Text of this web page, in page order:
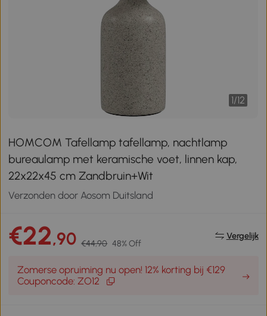
1/12
HOMCOM Tafellamp tafellamp, nachtlamp
bureaulamp met keramische voet, linnen kap,
22x22x45 cm Zandbruin+Wit
Verzonden door Aosom Duitsland
€22,90 €44,90 48% Off
Vergelijk
Zomerse opruiming nu open! 12% korting bij €129
Couponcode: ZO12